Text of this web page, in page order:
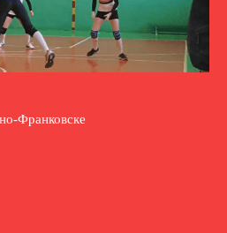
Франковске